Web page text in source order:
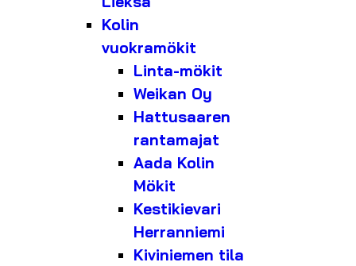
Kolin
vuokramökit
Linta-mökit
Weikan Oy
Hattusaaren
rantamajat
Aada Kolin
Mökit
Kestikievari
Herranniemi
Kiviniemen tila